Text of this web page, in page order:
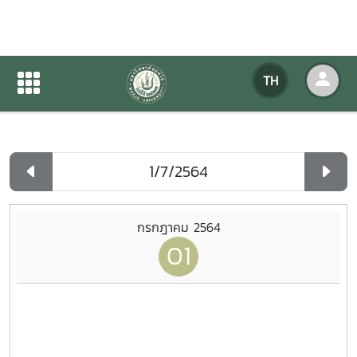
TH
ปฏิทินกิจกรรมของหน่วยงาน
ปฏิทินกิจกรรมของหน่วยงาน
กรกฎาคม 2564
01